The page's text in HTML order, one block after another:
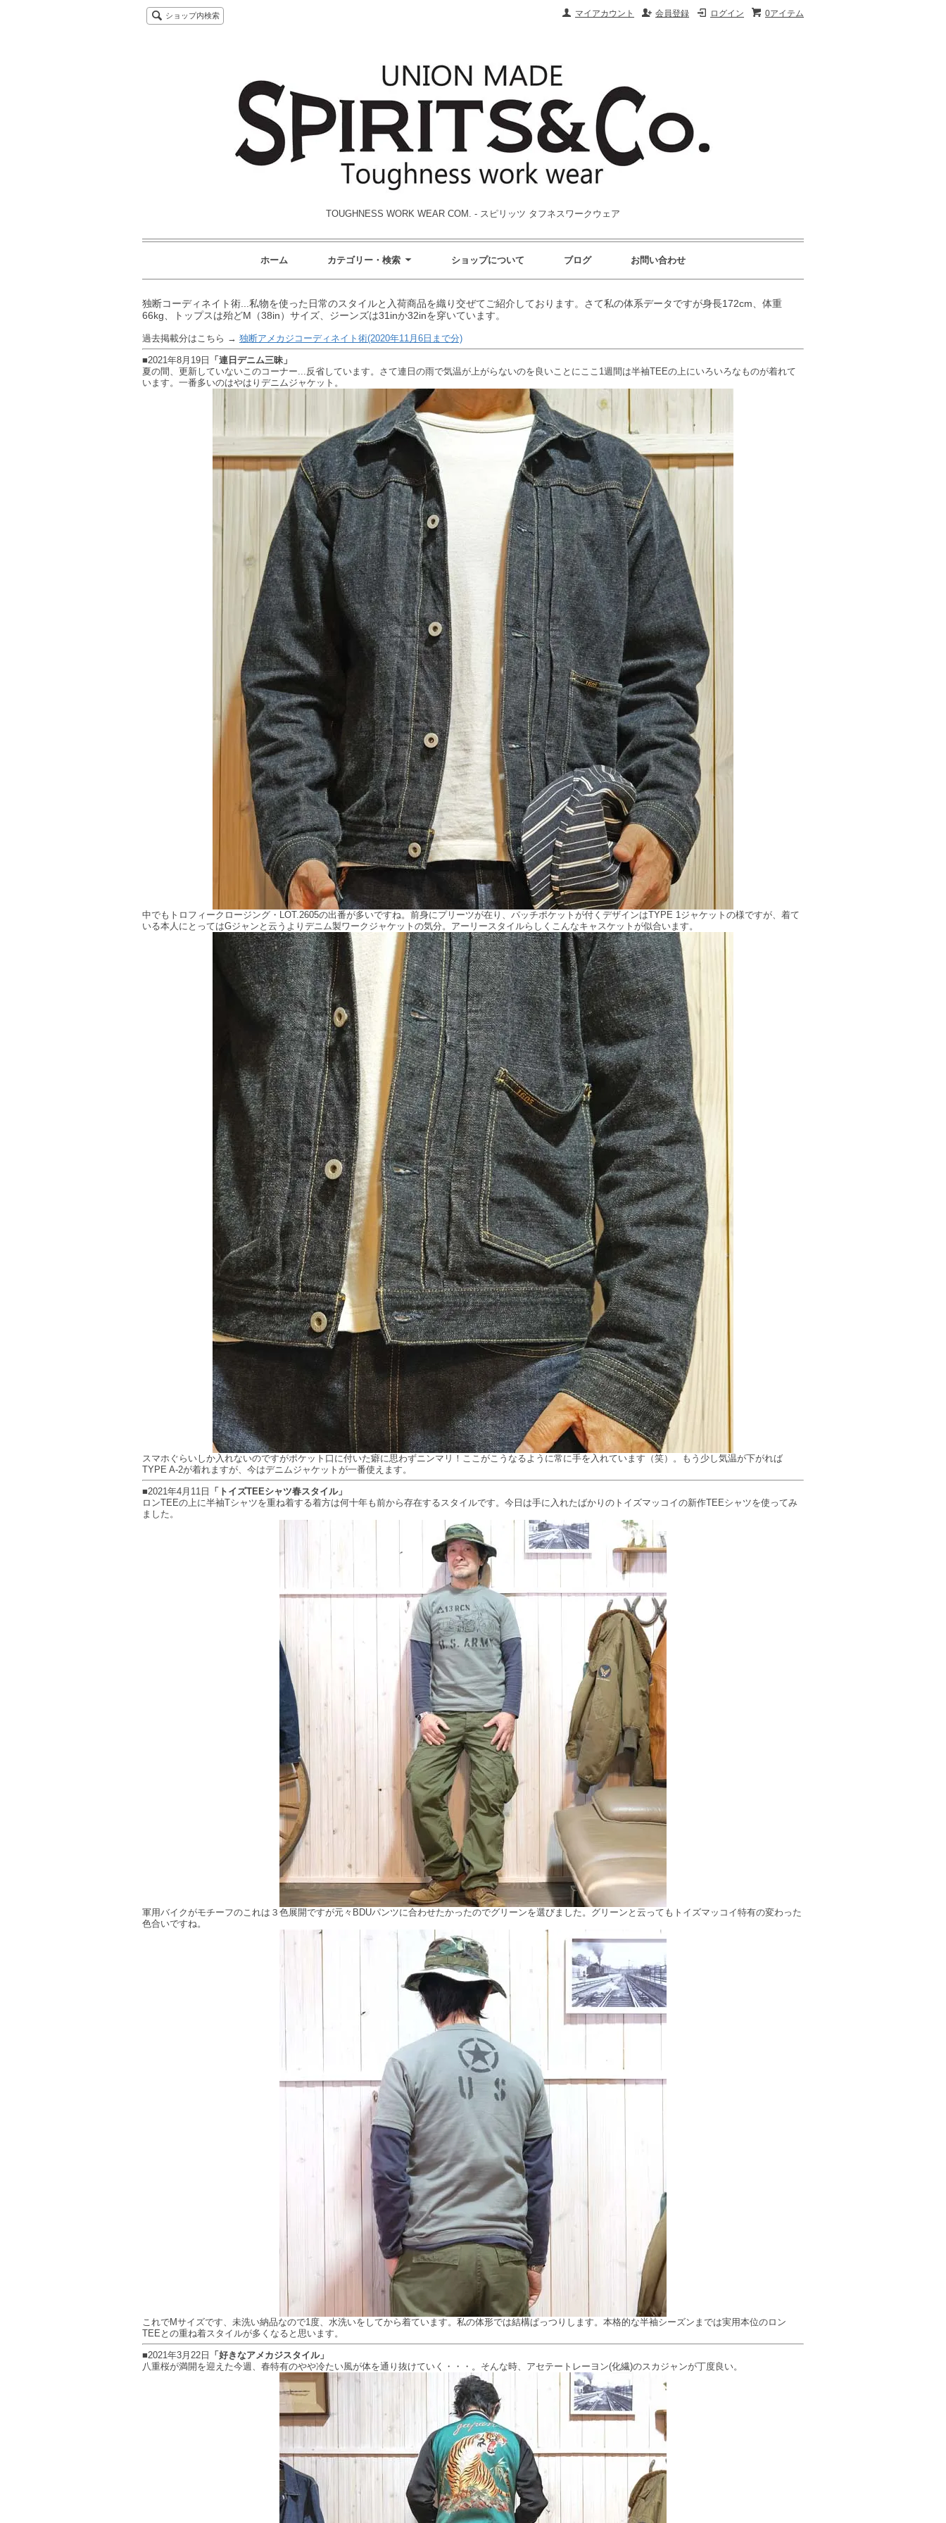
0アイテム
ログイン
会員登録
マイアカウント
ショップ内検索
TOUGHNESS WORK WEAR COM. - スピリッツ タフネスワークウェア
ホーム カテゴリー・検索 ショップについて ブログ お問い合わせ
独断コーディネイト術...私物を使った日常のスタイルと入荷商品を織り交ぜてご紹介しております。さて私の体系データですが身長172cm、体重
66kg、トップスは殆どM（38in）サイズ、ジーンズは31inか32inを穿いています。
過去掲載分はこちら → 独断アメカジコーディネイト術(2020年11月6日まで分)
■2021年8月19日 「連日デニム三昧」
夏の間、更新していないこのコーナー...反省しています。さて連日の雨で気温が上がらないのを良いことにここ1週間は半袖TEEの上にいろいろなものが着れて
います。一番多いのはやはりデニムジャケット。
中でもトロフィークロージング・LOT.2605の出番が多いですね。前身にプリーツが在り、パッチポケットが付くデザインはTYPE 1ジャケットの様ですが、着て
いる本人にとってはGジャンと云うよりデニム製ワークジャケットの気分。アーリースタイルらしくこんなキャスケットが似合います。
スマホぐらいしか入れないのですがポケット口に付いた癖に思わずニンマリ！ここがこうなるように常に手を入れています（笑）。もう少し気温が下がれば
TYPE A-2が着れますが、今はデニムジャケットが一番使えます。
■2021年4月11日 「トイズTEEシャツ春スタイル」
ロンTEEの上に半袖Tシャツを重ね着する着方は何十年も前から存在するスタイルです。今日は手に入れたばかりのトイズマッコイの新作TEEシャツを使ってみ
ました。
軍用バイクがモチーフのこれは３色展開ですが元々BDUパンツに合わせたかったのでグリーンを選びました。グリーンと云ってもトイズマッコイ特有の変わった
色合いですね。
これでMサイズです、未洗い納品なので1度、水洗いをしてから着ています。私の体形では結構ぱっつりします。本格的な半袖シーズンまでは実用本位のロン
TEEとの重ね着スタイルが多くなると思います。
■2021年3月22日 「好きなアメカジスタイル」
八重桜が満開を迎えた今週、春特有のやや冷たい風が体を通り抜けていく・・・。そんな時、アセテートレーヨン(化繊)のスカジャンが丁度良い。